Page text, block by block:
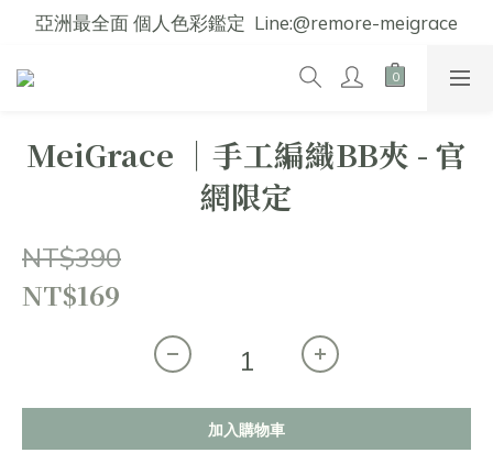
亞洲最全面 個人色彩鑑定  Line:@remore-meigrace
MeiGrace │手工編織BB夾 - 官
網限定
NT$390
NT$169
加入購物車